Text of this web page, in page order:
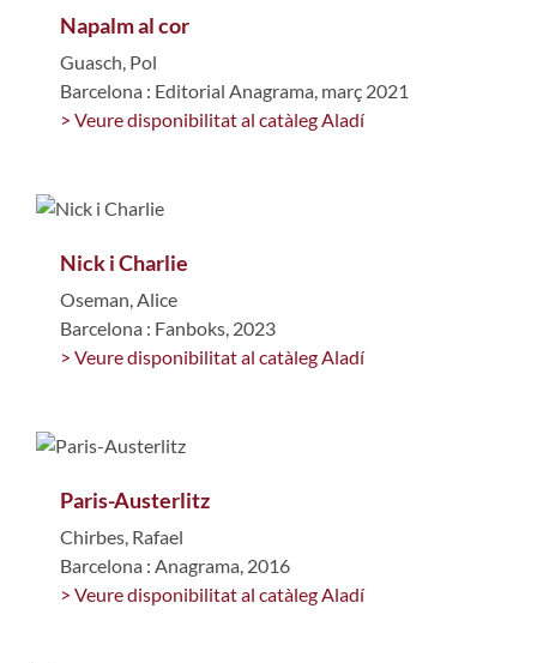
Napalm al cor
Guasch, Pol
Barcelona : Editorial Anagrama, març 2021
> Veure disponibilitat al catàleg Aladí
Nick i Charlie
Oseman, Alice
Barcelona : Fanboks, 2023
> Veure disponibilitat al catàleg Aladí
Paris-Austerlitz
Chirbes, Rafael
Barcelona : Anagrama, 2016
> Veure disponibilitat al catàleg Aladí